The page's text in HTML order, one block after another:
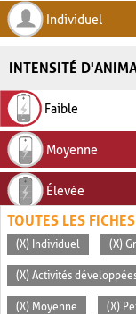
Individuel
INTENSITÉ
Faible
Moyenne
Élevée
TOUTES LES
(X) Individuel (X)
(X) Activités
(X) Moyenne (X)